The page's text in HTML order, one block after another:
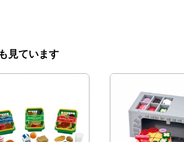
見ています